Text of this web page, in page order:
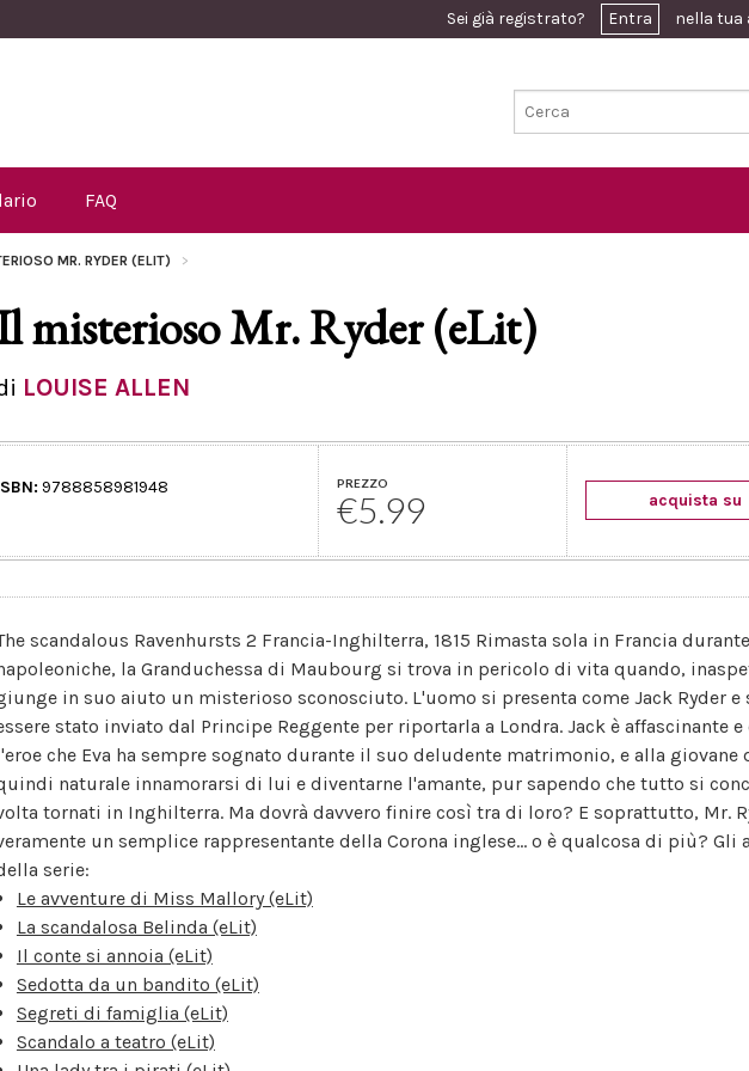
Sei già registrato? Entra nella tua
FAQ
MR. RYDER (ELIT)
misterioso Mr. Ryder (eLit)
LOUISE ALLEN
9788858981948 PREZZO
€5.99 acquista su
scandalous Ravenhursts 2 Francia-Inghilterra, 1815 Rimasta sola in Francia
la Granduchessa di Maubourg si trova in pericolo di vita quando,
in suo aiuto un misterioso sconosciuto. L'uomo si presenta come Jack Ryder e
stato inviato dal Principe Reggente per riportarla a Londra. Jack è affascinante
che Eva ha sempre sognato durante il suo deludente matrimonio, e alla giovane
naturale innamorarsi di lui e diventarne l'amante, pur sapendo che tutto si
tornati in Inghilterra. Ma dovrà davvero finire così tra di loro? E soprattutto, Mr.
un semplice rappresentante della Corona inglese... o è qualcosa di più? Gli
serie:
Le avventure di Miss Mallory (eLit)
La scandalosa Belinda (eLit)
Il conte si annoia (eLit)
Sedotta da un bandito (eLit)
Segreti di famiglia (eLit)
Scandalo a teatro (eLit)